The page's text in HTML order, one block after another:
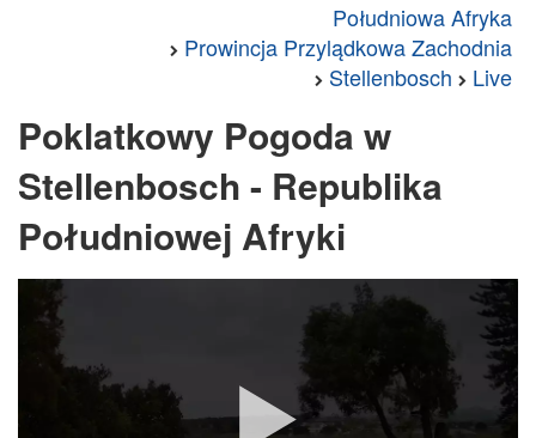
Południowa Afryka
Prowincja Przylądkowa Zachodnia
Stellenbosch
Live
Poklatkowy Pogoda w
Stellenbosch - Republika
Południowej Afryki